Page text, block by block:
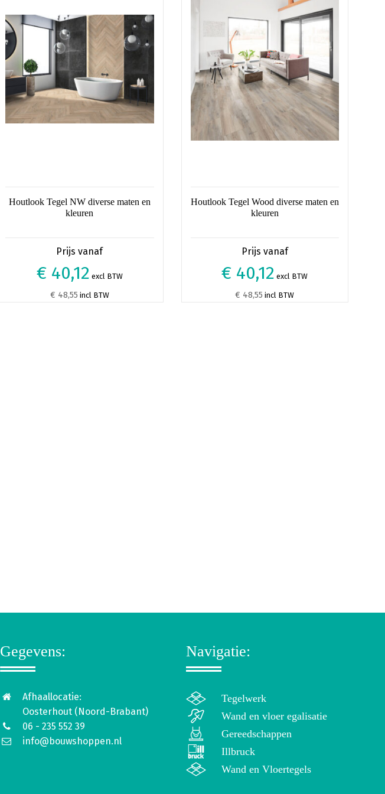
variaties.
Deze
optie
kan
gekozen
worden
op
de
Houtlook Tegel NW diverse maten en
kleuren
€ 40,12 excl BTW
€ 48,55 incl BTW
variaties.
gekozen
worden
op
productpagina
Houtlook Tegel Wood diverse maten en
kleuren
€ 40,12 excl BTW
€ 48,55 incl BTW
Gegevens:
Afhaallocatie:
Oosterhout (Noord-Brabant)
06 - 235 552 39
info@bouwshoppen.nl
Navigatie:
Tegelwerk
Wand en vloer egalisatie
Gereedschappen
Illbruck
Wand en Vloertegels